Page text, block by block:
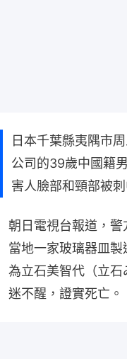
日本千葉縣夷隅市
公司的39歲中國籍
害人臉部和頸部被
朝日電視台報道，
當地一家玻璃器皿
為立石美智代（立
迷不醒，證實死亡。